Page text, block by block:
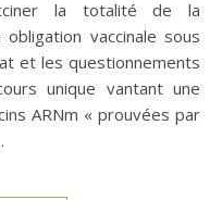
la totalité de la
vaccinale sous
et les questionnements
unique vantant une
ARNm « prouvées par